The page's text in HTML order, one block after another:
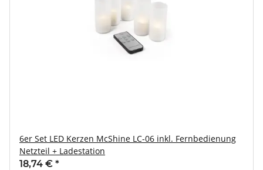
6er Set LED Kerzen McShine LC-06 inkl. Fernbedienung
Netzteil + Ladestation
18,74 € *